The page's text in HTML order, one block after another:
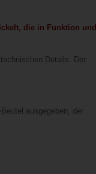
die in Funktion und
Details. Der
ausgegeben, der